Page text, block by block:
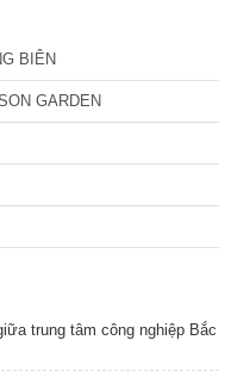
BIÊN
GARDEN
trung tâm công nghiệp Bắc